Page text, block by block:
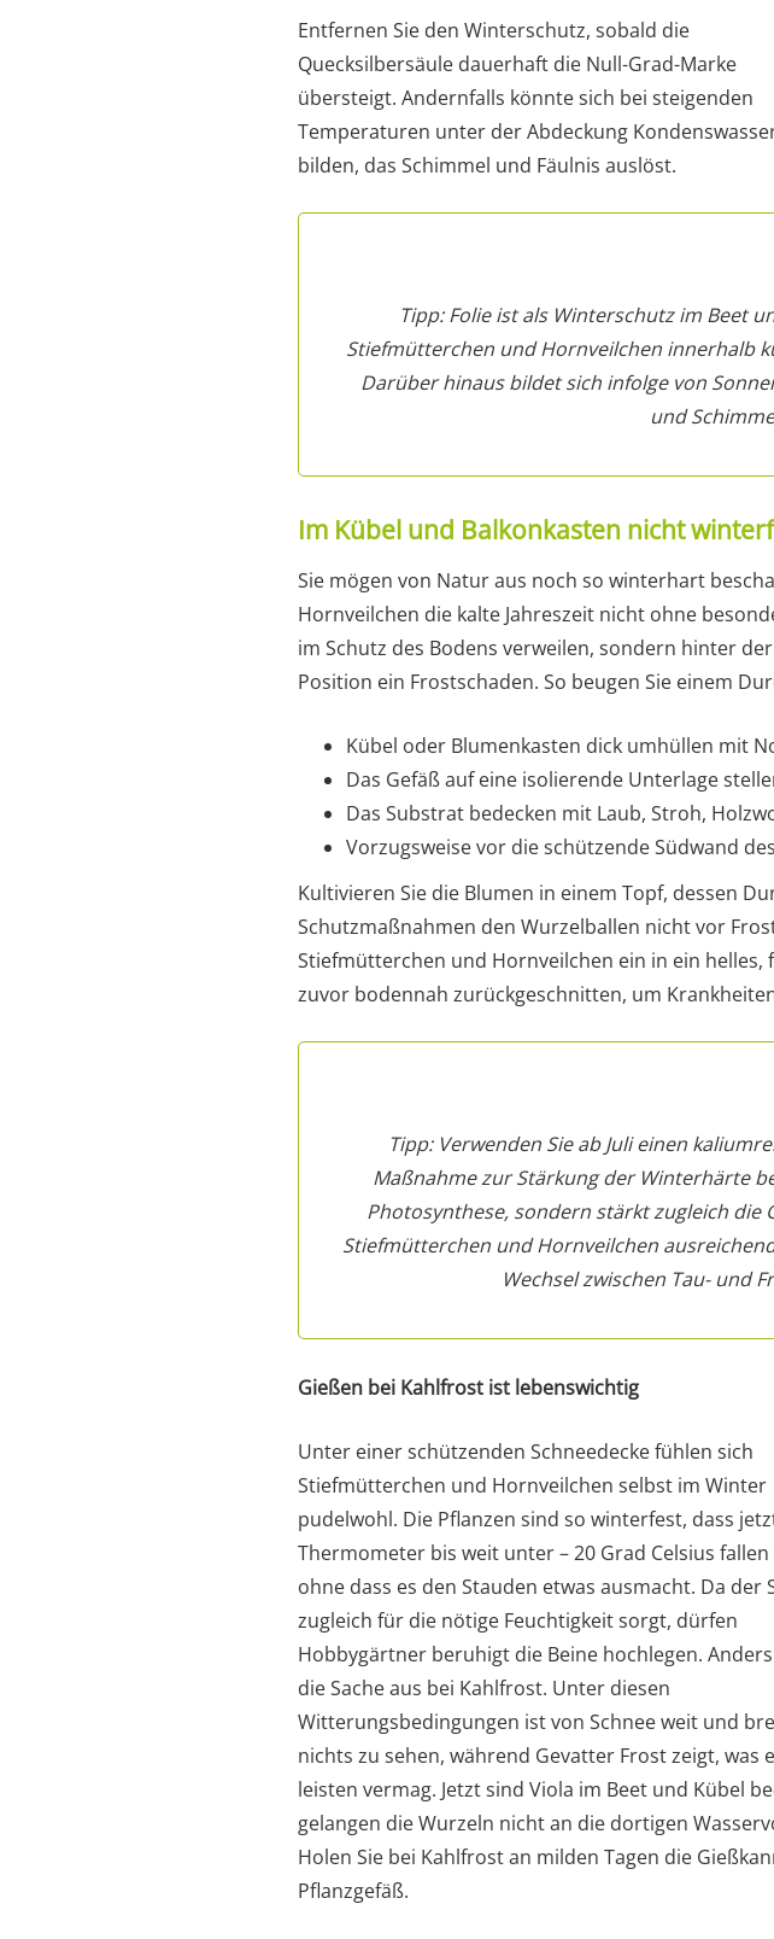
Entfernen Sie den Winterschutz, sobald die
Quecksilbersäule dauerhaft die Null-Grad-Marke
übersteigt. Andernfalls könnte sich bei steigenden
Temperaturen unter der Abdeckung
bilden, das Schimmel und Fäulnis auslöst.
Tipp: Folie ist als Winterschutz im Beet
Stiefmütterchen und Hornveilchen innerhalb
Darüber hinaus bildet sich infolge von
und
Im Kübel und Balkonkasten nicht
Sie mögen von Natur aus noch so winterhart
Hornveilchen die kalte Jahreszeit nicht ohne
im Schutz des Bodens verweilen, sondern hinter
Position ein Frostschaden. So beugen Sie einem
Kübel oder Blumenkasten dick umhüllen mit
Das Gefäß auf eine isolierende Unterlage
Das Substrat bedecken mit Laub, Stroh,
Vorzugsweise vor die schützende Südwand
Kultivieren Sie die Blumen in einem Topf, dessen
Schutzmaßnahmen den Wurzelballen nicht vor
Stiefmütterchen und Hornveilchen ein in ein
zuvor bodennah zurückgeschnitten, um
Tipp: Verwenden Sie ab Juli einen
Maßnahme zur Stärkung der Winterhärte
Photosynthese, sondern stärkt zugleich die
Stiefmütterchen und Hornveilchen
Wechsel zwischen Tau- und
Gießen bei Kahlfrost ist lebenswichtig
Unter einer schützenden Schneedecke fühlen sich
Stiefmütterchen und Hornveilchen selbst im Winter
pudelwohl. Die Pflanzen sind so winterfest, dass
Thermometer bis weit unter – 20 Grad Celsius fallen
ohne dass es den Stauden etwas ausmacht. Da der
zugleich für die nötige Feuchtigkeit sorgt, dürfen
Hobbygärtner beruhigt die Beine hochlegen.
die Sache aus bei Kahlfrost. Unter diesen
Witterungsbedingungen ist von Schnee weit und
nichts zu sehen, während Gevatter Frost zeigt, was
leisten vermag. Jetzt sind Viola im Beet und Kübel
gelangen die Wurzeln nicht an die dortigen
Holen Sie bei Kahlfrost an milden Tagen die
Pflanzgefäß.